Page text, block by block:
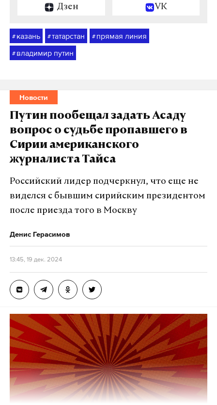
Дзен VK
# казань #татарстан # прямая линия
# владимир путин
Новости
Путин пообещал задать Асаду
вопрос о судьбе пропавшего в
Сирии американского
журналиста Тайса
Российский лидер подчеркнул, что еще не
виделся с бывшим сирийским президентом
после приезда того в Москву
Денис Герасимов
13:45, 19 дек. 2024